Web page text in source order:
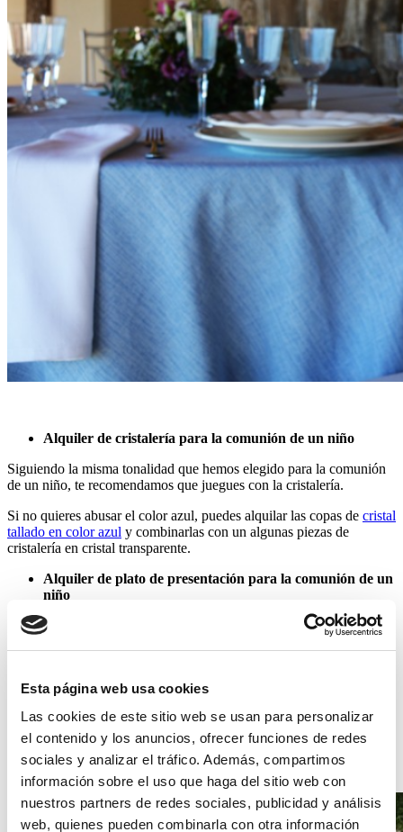
Esta página web usa cookies
Las cookies de este sitio web se usan para personalizar
el contenido y los anuncios, ofrecer funciones de redes
sociales y analizar el tráfico. Además, compartimos
información sobre el uso que haga del sitio web con
nuestros partners de redes sociales, publicidad y análisis
web, quienes pueden combinarla con otra información
Alquiler de cristalería para la comunión de un niño
Siguiendo la misma tonalidad que hemos elegido para la comunión
de un niño, te recomendamos que juegues con la cristalería.
Si no quieres abusar el color azul, puedes alquilar las copas de cristal
tallado en color azul y combinarlas con un algunas piezas de
cristalería en cristal transparente.
Alquiler de plato de presentación para la comunión de un
niño
Para seguir dándole estilo a la decoración de la mesa de la
decoración para un niño, puedes usar alguno de nuestros platos de
de mantelería lisa, podemos meterle textura con este plato de
diseño, ¡espectacular!
Una forma sencilla de dar ese toque diferenciador en la decoración
de una mesa.